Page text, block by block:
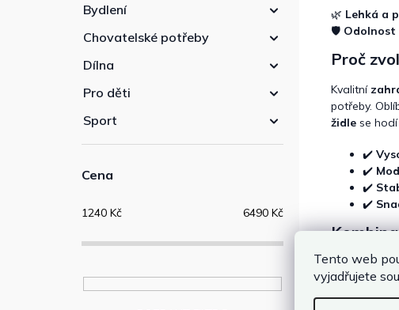
Tento web
vyjadřujete
Bydlení
Chovatelské potřeby
Dílna
Pro děti
Sport
Cena
1240 Kč 6490 Kč
🌿 Lehká a
🛡️
Proč
Kvalitní
potřeby.
židle se
✔️
✔️
✔️
✔️
Pokud
atmosféru